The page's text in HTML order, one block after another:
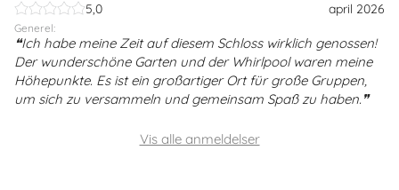
5,0 april 2026
Generel:
Ich habe meine Zeit auf diesem Schloss wirklich genossen!
Der wunderschöne Garten und der Whirlpool waren meine
Höhepunkte. Es ist ein großartiger Ort für große Gruppen,
um sich zu versammeln und gemeinsam Spaß zu haben.
Vis alle anmeldelser